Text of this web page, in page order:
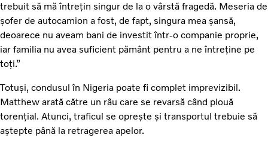
trebuit să mă întrețin singur de la o vârstă fragedă. Meseria de
șofer de autocamion a fost, de fapt, singura mea șansă,
deoarece nu aveam bani de investit într-o companie proprie,
iar familia nu avea suficient pământ pentru a ne întreține pe
toți.”
Totuși, condusul în Nigeria poate fi complet imprevizibil.
Matthew arată către un râu care se revarsă când plouă
torențial. Atunci, traficul se oprește și transportul trebuie să
aștepte până la retragerea apelor.